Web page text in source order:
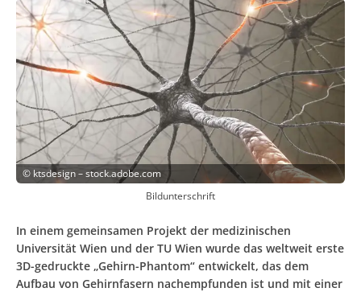
© ktsdesign – stock.adobe.com
Bildunterschrift
In einem gemeinsamen Projekt der medizinischen
Universität Wien und der TU Wien wurde das weltweit erste
3D-gedruckte „Gehirn-Phantom“ entwickelt, das dem
Aufbau von Gehirnfasern nachempfunden ist und mit einer